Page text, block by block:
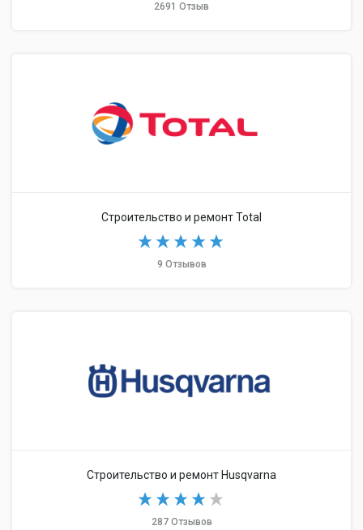
2691 Отзыв
Строительство и ремонт Total
9 Отзывов
Строительство и ремонт Husqvarna
287 Отзывов